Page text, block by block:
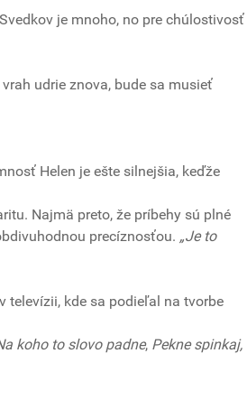
je mnoho, no pre chúlostivosť
udrie znova, bude sa musieť
Helen je ešte silnejšia, keďže
Najmä preto, že príbehy sú plné
precíznosťou. „Je to
televízii, kde sa podieľal na tvorbe
koho to slovo padne, Pekne spinkaj,